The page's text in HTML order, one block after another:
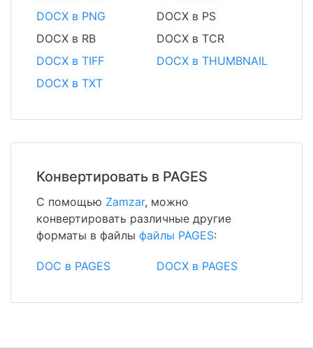
DOCX в PNG
DOCX в PS
DOCX в RB
DOCX в TCR
DOCX в TIFF
DOCX в THUMBNAIL
DOCX в TXT
Конвертировать в PAGES
С помощью Zamzar, можно
конвертировать различные другие
форматы в файлы файлы PAGES:
DOC в PAGES DOCX в PAGES